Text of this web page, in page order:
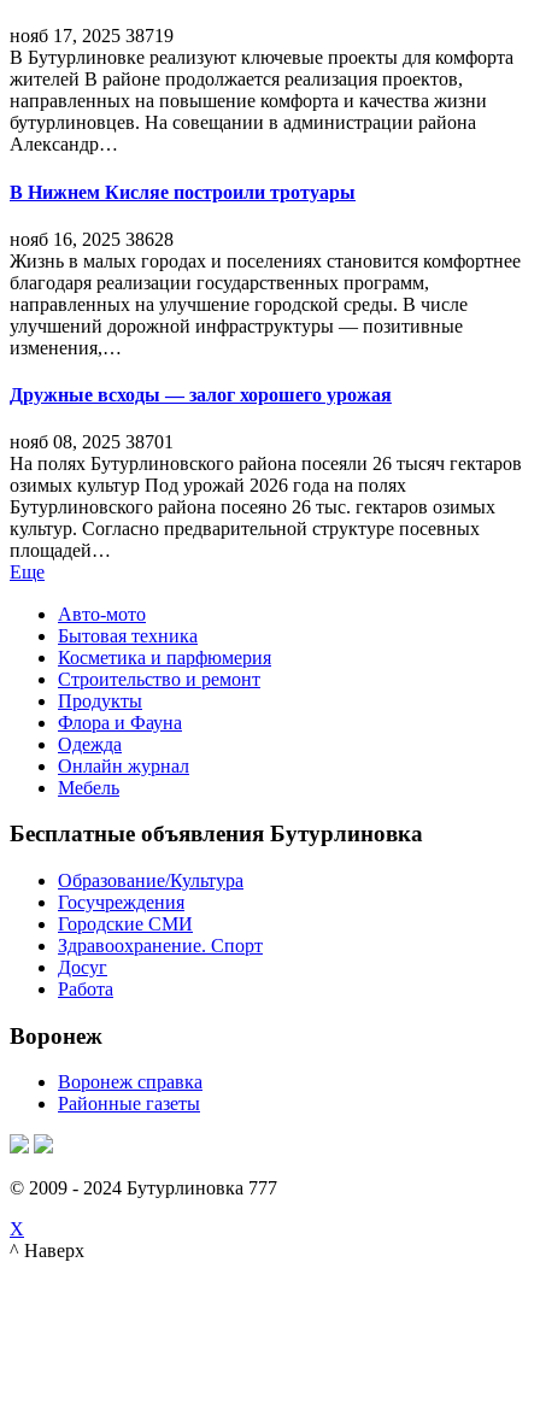
нояб 17, 2025 38719
В Бутурлиновке реализуют ключевые проекты для комфорта
жителей В районе продолжается реализация проектов,
направленных на повышение комфорта и качества жизни
бутурлиновцев. На совещании в администрации района
Александр…
В Нижнем Кисляе построили тротуары
нояб 16, 2025 38628
Жизнь в малых городах и поселениях становится комфортнее
благодаря реализации государственных программ,
направленных на улучшение городской среды. В числе
улучшений дорожной инфраструктуры — позитивные
изменения,…
Дружные всходы — залог хорошего урожая
нояб 08, 2025 38701
На полях Бутурлиновского района посеяли 26 тысяч гектаров
озимых культур Под урожай 2026 года на полях
Бутурлиновского района посеяно 26 тыс. гектаров озимых
культур. Согласно предварительной структуре посевных
площадей…
Еще
Авто-мото
Бытовая техника
Косметика и парфюмерия
Строительство и ремонт
Продукты
Флора и Фауна
Одежда
Онлайн журнал
Мебель
Бесплатные объявления Бутурлиновка
Образование/Культура
Госучреждения
Городские СМИ
Здравоохранение. Спорт
Досуг
Работа
Воронеж
Воронеж справка
Районные газеты
© 2009 - 2024 Бутурлиновка 777
X
^ Наверх